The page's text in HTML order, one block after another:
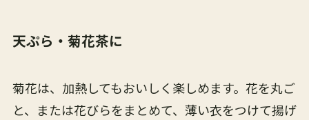
天ぷら・菊花茶に
菊花は、加熱してもおいしく楽しめます。花を丸ご
と、または花びらをまとめて、薄い衣をつけて揚げ